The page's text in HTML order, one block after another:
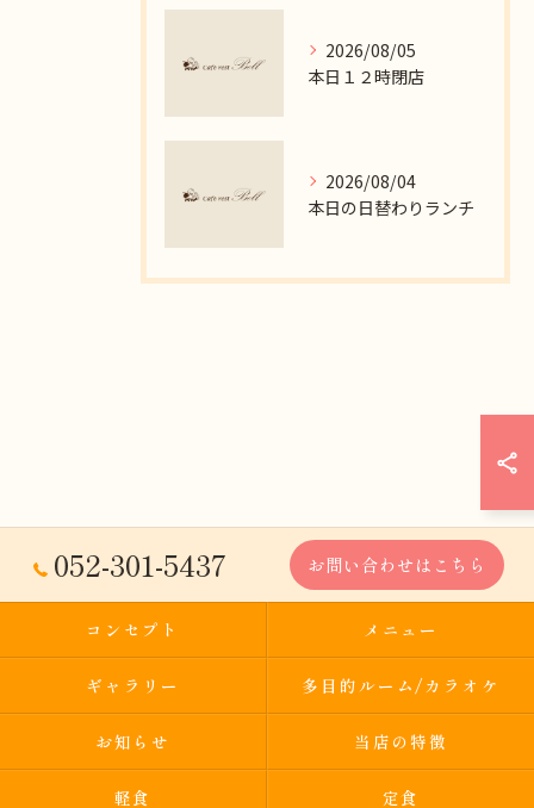
2026/08/05
本日１２時閉店
2026/08/04
本日の日替わりランチ
052-301-5437 お問い合わせはこちら
コンセプト メニュー
ギャラリー 多目的ルーム/カラオケ
お知らせ 当店の特徴
軽食 定食